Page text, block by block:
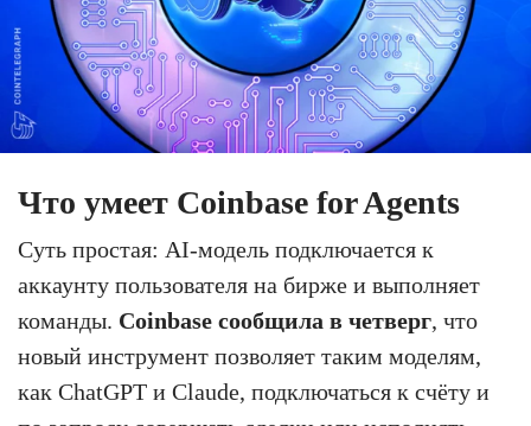
Что умеет Coinbase for Agents
Суть простая: AI-модель подключается к
аккаунту пользователя на бирже и выполняет
команды. Coinbase сообщила в четверг, что
новый инструмент позволяет таким моделям,
как ChatGPT и Claude, подключаться к счёту и